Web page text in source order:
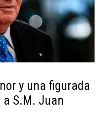
y una figurada
a S.M. Juan